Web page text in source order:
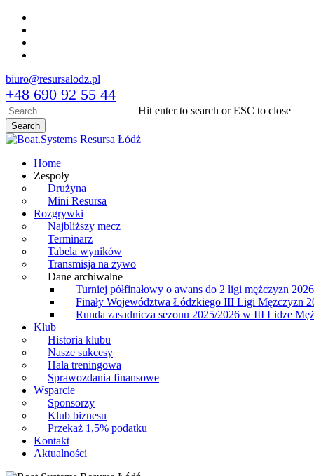
Skip
main
content
biuro@resursalodz.pl
+48 690 92 55 44
Hit enter to search or ESC to close
Search
Close
Menu
Home
Zespoły
Drużyna
Mini Resursa
Rozgrywki
Najbliższy mecz
Terminarz
Tabela wyników
Transmisja na żywo
Dane archiwalne
Turniej półfinałowy o awans do 2 ligi mężczyzn 2026
Finały Województwa Łódzkiego III Ligi Mężczyzn
Runda zasadnicza sezonu 2025/2026 w III Lidze
Klub
Historia klubu
Nasze sukcesy
Hala treningowa
Sprawozdania finansowe
Wsparcie
Sponsorzy
Klub biznesu
Przekaż 1,5% podatku
Kontakt
Aktualności